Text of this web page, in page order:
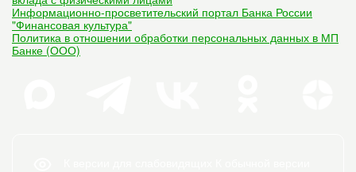
Информационно-просветительский портал Банка России
"Финансовая культура"
Политика в отношении обработки персональных данных в МП
Банке (ООО)